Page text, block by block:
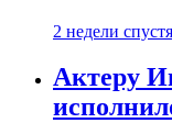
2 недели спустя
Актеру